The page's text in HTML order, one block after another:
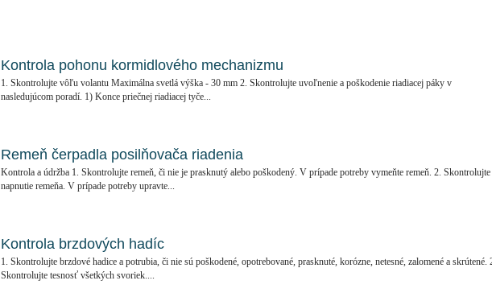
Kontrola pohonu kormidlového mechanizmu
1. Skontrolujte vôľu volantu Maximálna svetlá výška - 30 mm 2. Skontrolujte uvoľnenie a poškodenie riadiacej páky v
nasledujúcom poradí. 1) Konce priečnej riadiacej tyče...
Remeň čerpadla posilňovača riadenia
Kontrola a údržba 1. Skontrolujte remeň, či nie je prasknutý alebo poškodený. V prípade potreby vymeňte remeň. 2. Skontrolujte
napnutie remeňa. V prípade potreby upravte...
Kontrola brzdových hadíc
1. Skontrolujte brzdové hadice a potrubia, či nie sú poškodené, opotrebované, prasknuté, korózne, netesné, zalomené a skrútené.
Skontrolujte tesnosť všetkých svoriek....